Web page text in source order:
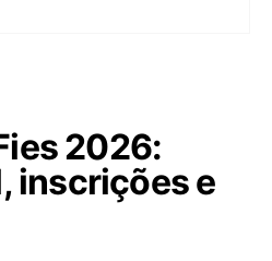
2026:
inscrições e